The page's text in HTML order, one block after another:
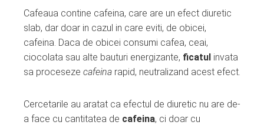
Cafeaua contine cafeina, care are un efect diuretic
slab, dar doar in cazul in care eviti, de obicei,
cafeina. Daca de obicei consumi cafea, ceai,
ciocolata sau alte bauturi energizante, ficatul invata
sa proceseze cafeina rapid, neutralizand acest efect.
Cercetarile au aratat ca efectul de diuretic nu are de-
a face cu cantitatea de cafeina, ci doar cu